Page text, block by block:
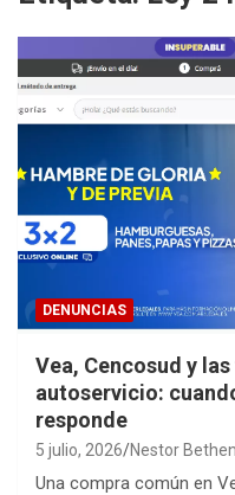
DENUNCIAS
Vea, Cencosud y
autoservicio:
responde
5 julio, 2026 Nestor
Una compra común en